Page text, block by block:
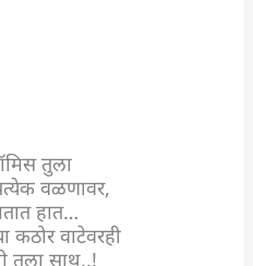
तुला
वळणावर,
हात…
कठोर वाटेवरही
तुला साथ..!